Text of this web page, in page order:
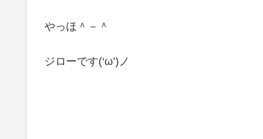
やっほ＾－＾
ジローです(‘ω’)ノ